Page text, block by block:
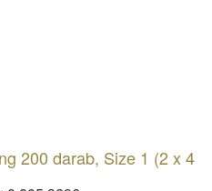
200 darab, Size 1 (2 x 4